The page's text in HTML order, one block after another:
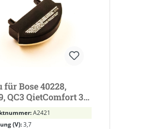
Bose 40228,
QC3 QietComfort 3
40229, NTA2358
A2421
(V):3,7